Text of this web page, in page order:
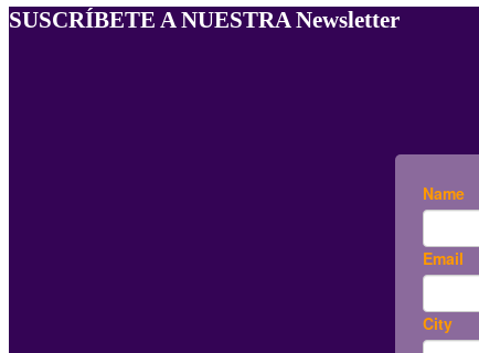
SUSCRÍBETE A NUESTRA Newsletter